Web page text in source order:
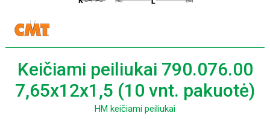
Keičiami peiliukai 790.076.00
7,65x12x1,5 (10 vnt. pakuotė)
HM keičiami peiliukai